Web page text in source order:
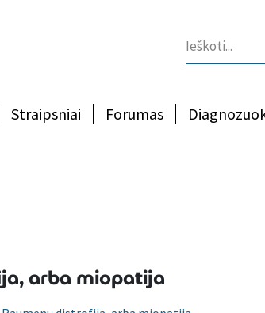
Straipsniai Forumas
arba miopatija